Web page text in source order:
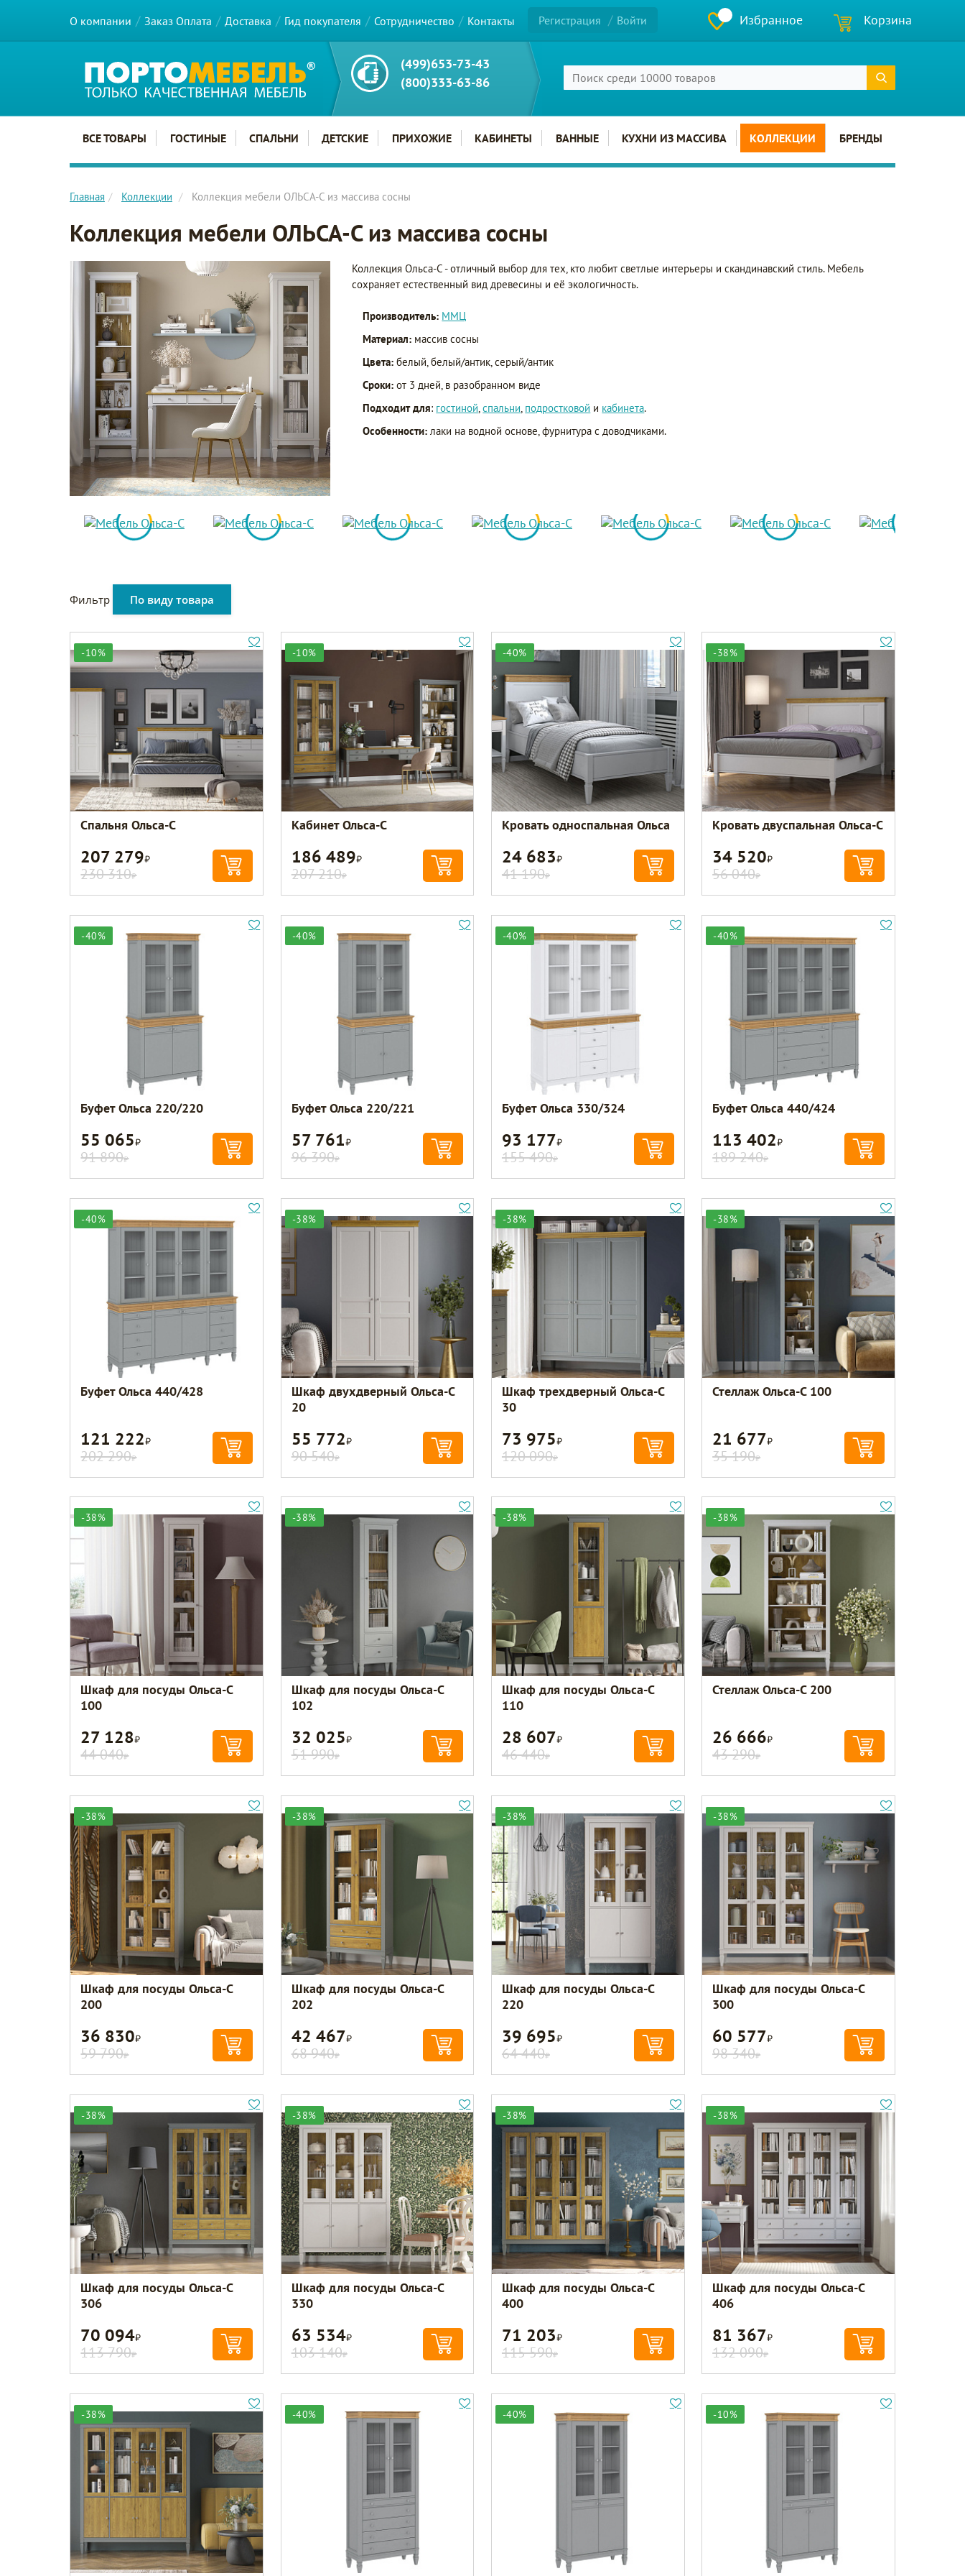
О компании Заказ Оплата Доставка Гид покупателя Сотрудничество Контакты Регистрация Войти Избранное Корзина
(499)653-73-43
(800)333-63-86
Главное меню сайта
ВСЕ ТОВАРЫ ГОСТИНЫЕ СПАЛЬНИ ДЕТСКИЕ ПРИХОЖИЕ КАБИНЕТЫ ВАННЫЕ КУХНИ ИЗ МАССИВА КОЛЛЕКЦИИ БРЕНДЫ
Главная Коллекции Коллекция мебели ОЛЬСА-С из массива сосны
Коллекция мебели ОЛЬСА-С из массива сосны
Коллекция Ольса-С - отличный выбор для тех, кто любит светлые интерьеры и скандинавский стиль. Мебель
сохраняет естественный вид древесины и её экологичность.
Производитель: ММЦ
Материал: массив сосны
Цвета: белый, белый/антик, серый/антик
Сроки:от 3 дней, в разобранном виде
Подходит для: гостиной,спальни, подростковой и кабинета.
Особенности: лаки на водной основе, фурнитура с доводчиками.
Фильтр По виду товара
-10%
Спальня Ольса-С
207 279Р
230 310Р
-10%
Кабинет Ольса-С
186 489Р
207 210Р
-40%
Кровать односпальная Ольса
24 683Р
41 190Р
-38%
Кровать двуспальная Ольса-С
34 520Р
56 040Р
-40%
Буфет Ольса 220/220
55 065Р
91 890Р
-40%
Буфет Ольса 220/221
57 761Р
96 390Р
-40%
Буфет Ольса 330/324
93 177Р
155 490Р
-40%
Буфет Ольса 440/424
113 402Р
189 240Р
-40%
Буфет Ольса 440/428
121 222Р
202 290Р
-38%
Шкаф двухдверный Ольса-С
20
55 772Р
90 540Р
-38%
Шкаф трехдверный Ольса-С
30
73 975Р
120 090Р
-38%
Стеллаж Ольса-С 100
21 677Р
35 190Р
-38%
Шкаф для посуды Ольса-С
100
27 128Р
44 040Р
-38%
Шкаф для посуды Ольса-С
102
32 025Р
51 990Р
-38%
Шкаф для посуды Ольса-С
110
28 607Р
46 440Р
-38%
Стеллаж Ольса-С 200
26 666Р
43 290Р
-38%
Шкаф для посуды Ольса-С
200
36 830Р
59 790Р
-38%
Шкаф для посуды Ольса-С
202
42 467Р
68 940Р
-38%
Шкаф для посуды Ольса-С
220
39 695Р
64 440Р
-38%
Шкаф для посуды Ольса-С
300
60 577Р
98 340Р
-38%
Шкаф для посуды Ольса-С
306
70 094Р
113 790Р
-38%
Шкаф для посуды Ольса-С
330
63 534Р
103 140Р
-38%
Шкаф для посуды Ольса-С
400
71 203Р
115 590Р
-38%
Шкаф для посуды Ольса-С
406
81 367Р
132 090Р
-38% -40% -40% -10%